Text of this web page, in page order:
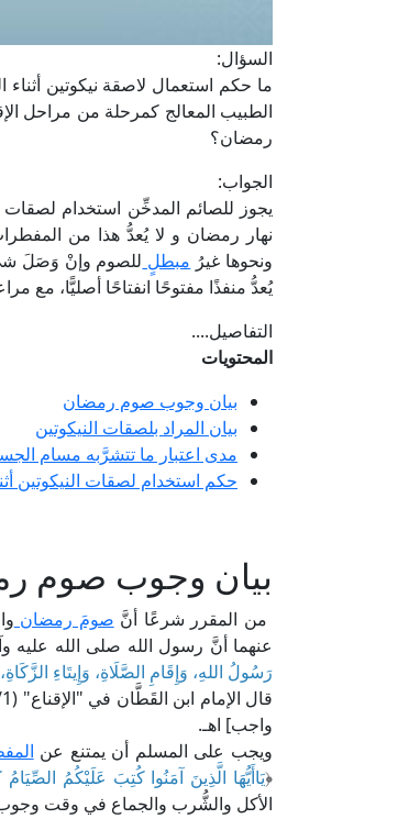
السؤال:
ما حكم استعمال لاصقة نيكوتين
الطبيب المعالج كمرحلة من مراحل
رمضان؟
الجواب:
يجوز للصائم المدخِّن استخدام لصقات
نهار رمضان و لا يُعدُّ هذا من
ونحوها غيرُ مبطلٍ للصوم وإنْ وَصَلَ
يُعدُّ منفذًا مفتوحًا انفتاحًا أصليًّا، مع
التفاصيل....
المحتويات
بيان وجوب صوم رمضان
بيان المراد بلصقات النيكوتين
مدى اعتبار ما تتشرَّبه مسام
حكم استخدام لصقات النيكوتين
بيان وجوب صوم
من المقرر شرعًا أنَّ صومَ رمضان
عنهما أنَّ رسول الله صلى الله عليه
رَسُولُ اللهِ، وَإِقَامِ الصَّلَاةِ، وَإِيتَاءِ
واجب] اهـ.
ويجب على المسلم أن يمتنع عن
﴿يَاأَيُّهَا الَّذِينَ آمَنُوا كُتِبَ عَلَيْكُمُ
الأكل والشُّرب والجماع في وقت وجوب